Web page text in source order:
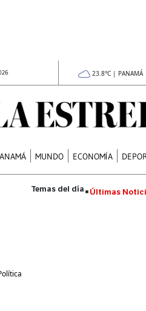
23.8°C | PANAMÁ
MUNDO ECONOMÍA
Últimas